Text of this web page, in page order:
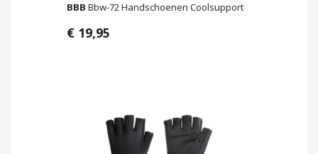
BBB Bbw-72 Handschoenen Coolsupport
€ 19,95